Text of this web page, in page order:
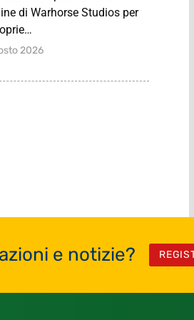
di Warhorse Studios per
2026
e notizie?